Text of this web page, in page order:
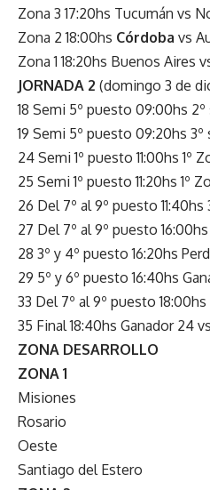
Zona 3 17:20hs Tucumán vs
Zona 2 18:00hs Córdoba vs
Zona 1 18:20hs Buenos Aires
JORNADA 2 (domingo 3 de
18 Semi 5º puesto 09:00hs
19 Semi 5º puesto 09:20hs 3º
24 Semi 1º puesto 11:00hs 1º
25 Semi 1º puesto 11:20hs 1º
26 Del 7º al 9º puesto
27 Del 7º al 9º puesto
28 3º y 4º puesto 16:20hs
29 5º y 6º puesto 16:40hs
33 Del 7º al 9º puesto
35 Final 18:40hs Ganador 24
ZONA DESARROLLO
ZONA 1
Misiones
Rosario
Oeste
Santiago del Estero